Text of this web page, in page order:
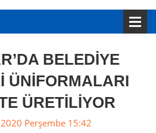
BELEDİYE
ÜNİFORMALARI
ÜRETİLİYOR
Perşembe 15:42